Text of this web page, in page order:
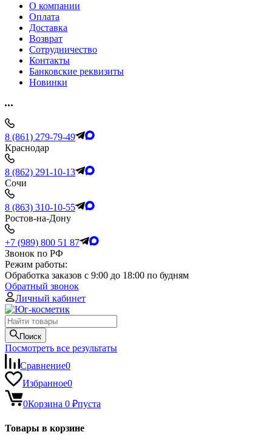
О компании
Оплата
Доставка
Возврат
Сотрудничество
Контакты
Банковские реквизиты
Новинки
8 (861) 279-79-49
Краснодар
8 (862) 291-10-13
Сочи
8 (863) 310-10-55
Ростов-на-Дону
+7 (989) 800 51 87
Звонок по РФ
Режим работы:
Обработка заказов с 9:00 до 18:00 по будням
Обратный звонок
Личный кабинет
Поиск
Посмотреть все результаты
Сравнение0
Избранное0
0Корзина 0 ₽пуста
Товары в корзине